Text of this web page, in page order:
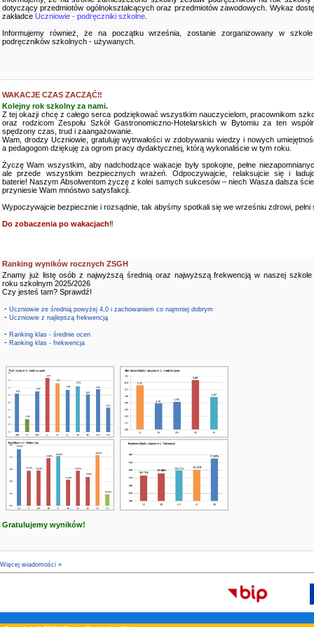
dotyczący przedmiotów ogólnokształcących oraz przedmiotów zawodowych. Wykaz
zakładce Uczniowie - podręczniki szkolne
Informujemy również, że na początku września, zostanie zorganizowany w
podręczników szkolnych - używanych.
WAKACJE CZAS ZACZĄĆ‼️
Kolejny rok szkolny za nami.
Z tej okazji chcę z całego serca podziękować wszystkim nauczycielom, pracownikom
oraz rodzicom Zespołu Szkół Gastronomiczno-Hotelarskich w Bytomiu za ten
spędzony czas, trud i zaangażowanie.
Wam, drodzy Uczniowie, gratuluję wytrwałości w zdobywaniu wiedzy i nowych
a pedagogom dziękuję za ogrom pracy dydaktycznej, którą wykonaliście w tym roku.
Życzę Wam wszystkim, aby nadchodzące wakacje były spokojne, pełne
ale przede wszystkim bezpiecznych wrażeń. Odpoczywajcie, relaksujcie się i
baterie! Naszym Absolwentom życzę z kolei samych sukcesów – niech Wasza dalsza
przyniesie Wam mnóstwo satysfakcji.
Wypoczywajcie bezpiecznie i rozsądnie, tak abyśmy spotkali się we wrześniu zdrowi, pełni
Do zobaczenia po wakacjach‼️
Ranking wyników rocznych ZSGH
Znamy już listę osób z najwyższą średnią oraz najwyższą frekwencją w naszej szkole
roku szkolnym 2025/2026
Czy jesteś tam? Sprawdź!
- Uczniowie ze średnią powyżej 4,0 i zachowaniem co najmniej dobrym
- Uczniowie z najlepszą frekwencją
- Ranking klas - średnie ocen
- Ranking klas - frekwencja
Gratulujemy wyników!
Więcej wiadomości »